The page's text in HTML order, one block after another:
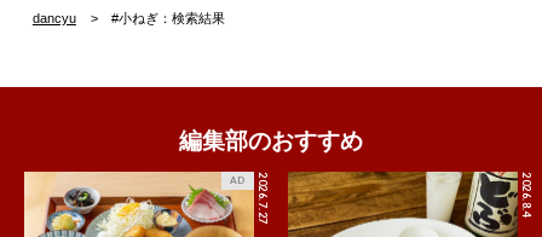
dancyu #小ねぎ：検索結果
編集部のおすすめ
2026.7.27
AD 2026.8.4